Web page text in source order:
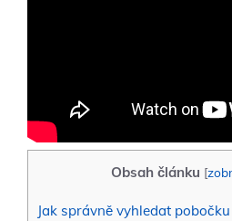
Obsah článku [
Jak správně vyhledat